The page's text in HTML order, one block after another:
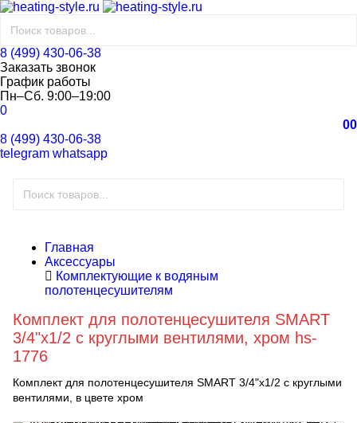
8 (499) 430-06-38
Заказать звонок
График работы
Пн–Сб. 9:00–19:00
0
00
8 (499) 430-06-38
telegram whatsapp
Главная
Аксессуары
Комплектующие к водяным
полотенцесушителям
Комплект для полотенцесушителя SMART
3/4"х1/2 с круглыми вентилями, хром hs-
1776
Комплект для полотенцесушителя SMART 3/4"х1/2 с круглыми
вентилями, в цвете хром